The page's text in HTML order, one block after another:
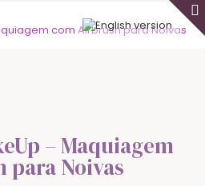
– Maquiagem
Noivas